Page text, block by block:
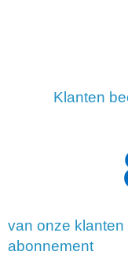
Klanten
van onze
abonnement